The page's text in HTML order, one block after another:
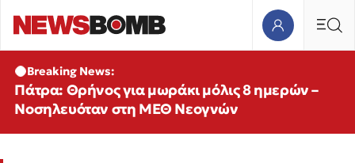
Breaking News:
Πάτρα: Θρήνος για μωράκι μόλις 8 ημερών –
Νοσηλευόταν στη ΜΕΘ Νεογνών